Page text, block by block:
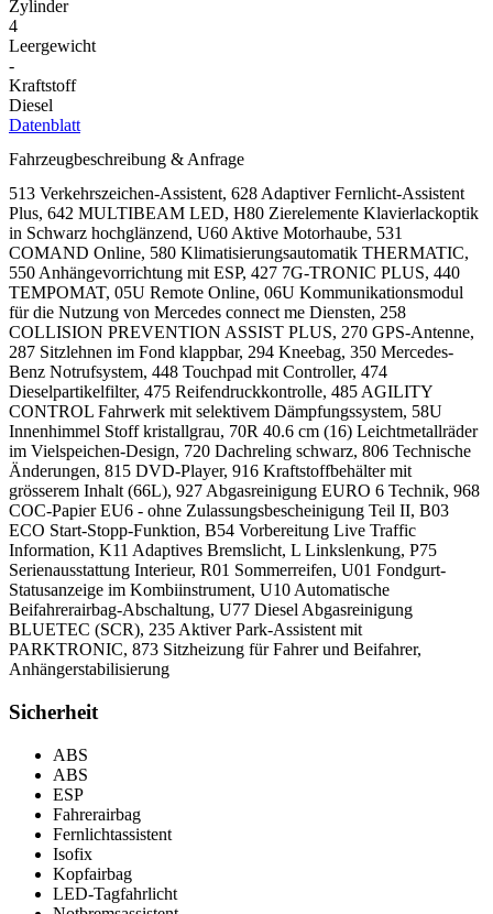
Zylinder
4
Leergewicht
-
Kraftstoff
Diesel
Datenblatt
Fahrzeugbeschreibung & Anfrage
513 Verkehrszeichen-Assistent, 628 Adaptiver Fernlicht-Assistent
Plus, 642 MULTIBEAM LED, H80 Zierelemente Klavierlackoptik
in Schwarz hochglänzend, U60 Aktive Motorhaube, 531
COMAND Online, 580 Klimatisierungsautomatik THERMATIC,
550 Anhängevorrichtung mit ESP, 427 7G-TRONIC PLUS, 440
TEMPOMAT, 05U Remote Online, 06U Kommunikationsmodul
für die Nutzung von Mercedes connect me Diensten, 258
COLLISION PREVENTION ASSIST PLUS, 270 GPS-Antenne,
287 Sitzlehnen im Fond klappbar, 294 Kneebag, 350 Mercedes-
Benz Notrufsystem, 448 Touchpad mit Controller, 474
Dieselpartikelfilter, 475 Reifendruckkontrolle, 485 AGILITY
CONTROL Fahrwerk mit selektivem Dämpfungssystem, 58U
Innenhimmel Stoff kristallgrau, 70R 40.6 cm (16) Leichtmetallräder
im Vielspeichen-Design, 720 Dachreling schwarz, 806 Technische
Änderungen, 815 DVD-Player, 916 Kraftstoffbehälter mit
grösserem Inhalt (66L), 927 Abgasreinigung EURO 6 Technik, 968
COC-Papier EU6 - ohne Zulassungsbescheinigung Teil II, B03
ECO Start-Stopp-Funktion, B54 Vorbereitung Live Traffic
Information, K11 Adaptives Bremslicht, L Linkslenkung, P75
Serienausstattung Interieur, R01 Sommerreifen, U01 Fondgurt-
Statusanzeige im Kombiinstrument, U10 Automatische
Beifahrerairbag-Abschaltung, U77 Diesel Abgasreinigung
BLUETEC (SCR), 235 Aktiver Park-Assistent mit
PARKTRONIC, 873 Sitzheizung für Fahrer und Beifahrer,
Anhängerstabilisierung
Sicherheit
ABS
ABS
ESP
Fahrerairbag
Fernlichtassistent
Isofix
Kopfairbag
LED-Tagfahrlicht